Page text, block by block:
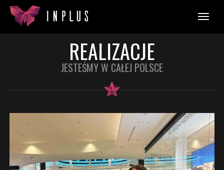
REALIZACJE
JESTEŚMY W CAŁEJ POLSCE